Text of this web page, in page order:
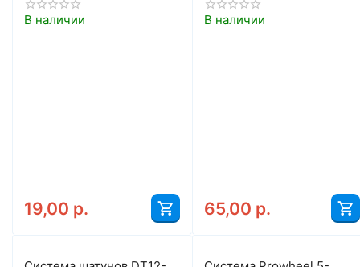
В наличии
19,00 р.
В наличии
65,00 р.